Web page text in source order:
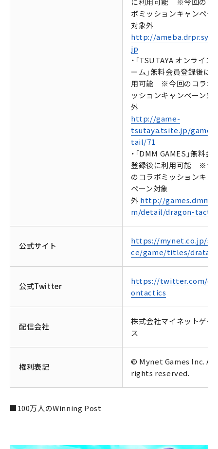
ボミッションキャンペー
対象外
http://
jp
・「TSUTAYA オンライン
ーム」無料会員登録後に
用可能 ※今回のコラボ
ッションキャンペーン対
外
http://game-
tsutaya.tsite.jp/game/
tail/71
・「DMM GAMES」無料会
登録後に利用可能 ※今
のコラボミッションキャ
ペーン対象
外 http://
m/detail/dragon-
公式サイト
https://mynet.co.jp/
ce/game/titles/dratac/
公式Twitter
https://twitter.com/
ontactics
配信会社
株式会社マイネットゲー
ス
権利表記
© Mynet Games Inc. All
rights reserved.
■100万人のWinning Post